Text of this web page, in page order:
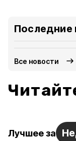
Последние
Все новости
Лучшее за